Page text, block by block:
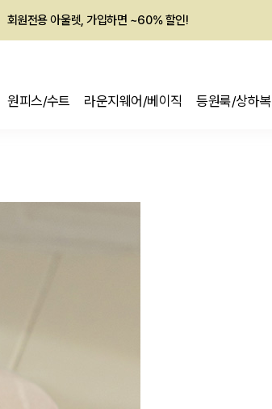
멤버십 최대 28,000원 혜택
원피스/수트 라운지웨어/베이직 등원룩/상하복